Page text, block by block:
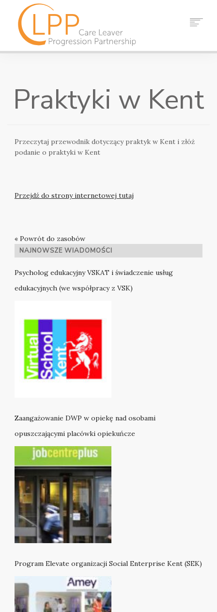
ZASOBY
KONTAKT
Praktyki w Kent
Przeczytaj przewodnik dotyczący praktyk w Kent i złóż
podanie o praktyki w Kent
Przejdź do strony internetowej tutaj
« Powrót do zasobów
NAJNOWSZE WIADOMOŚCI
Psycholog edukacyjny VSKAT i świadczenie usług
edukacyjnych (we współpracy z VSK)
Zaangażowanie DWP w opiekę nad osobami
opuszczającymi placówki opiekuńcze
Program Elevate organizacji Social Enterprise Kent (SEK)